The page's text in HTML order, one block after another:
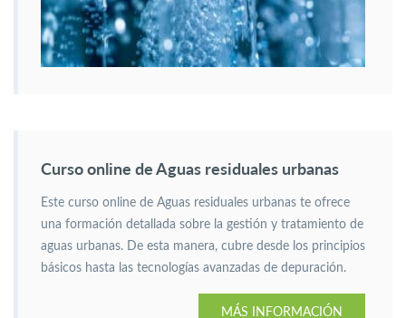
Curso online de Aguas residuales urbanas
Este curso online de Aguas residuales urbanas te ofrece
una formación detallada sobre la gestión y tratamiento de
aguas urbanas. De esta manera, cubre desde los principios
básicos hasta las tecnologías avanzadas de depuración.
MÁS INFORMACIÓN